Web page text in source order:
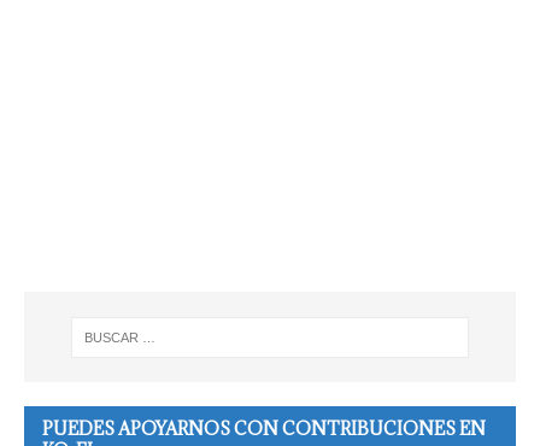
PUEDES APOYARNOS CON CONTRIBUCIONES EN